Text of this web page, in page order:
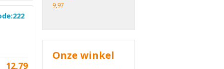
12,79
9,97
Onze winkel